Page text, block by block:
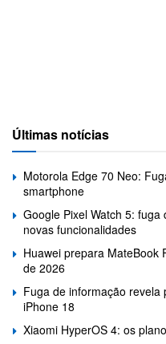
Últimas notícias
Motorola Edge 70 Neo:
smartphone
Google Pixel Watch 5:
novas funcionalidades
Huawei prepara MateBook
de 2026
Fuga de informação
iPhone 18
Xiaomi HyperOS 4: os